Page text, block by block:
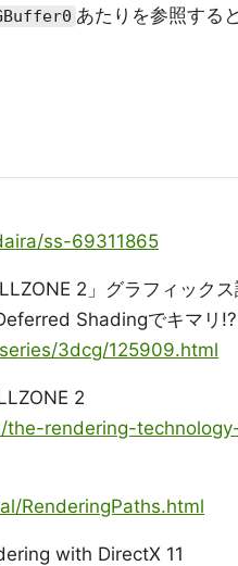
あたりを参照する
ss-69311865
2」グラフィック
Shadingでキマリ!?
3dcg/125909.html
2
rendering-
RenderingPaths.html
with DirectX 11